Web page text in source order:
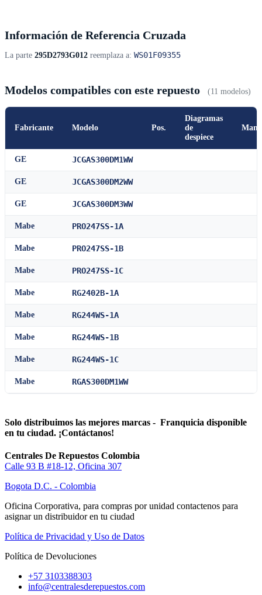
Información de Referencia Cruzada
La parte 295D2793G012 reemplaza a: WS01F09355
Modelos compatibles con este repuesto (11 modelos)
Fabricante Modelo Pos.
Diagramas
de
despiece
GE JCGAS300DM1WW
GE JCGAS300DM2WW
GE JCGAS300DM3WW
Mabe PRO247SS-1A
Mabe PRO247SS-1B
Mabe PRO247SS-1C
Mabe RG2402B-1A
Mabe RG244WS-1A
Mabe RG244WS-1B
Mabe RG244WS-1C
Mabe RGAS300DM1WW
Solo distribuimos las mejores marcas - Franquicia disponible
en tu ciudad. ¡Contáctanos!
Centrales De Repuestos Colombia
Calle 93 B #18-12, Oficina 307
Bogota D.C. - Colombia
Oficina Corporativa, para compras por unidad contactenos para
asignar un distribuidor en tu ciudad
Política de Privacidad y Uso de Datos
Política de Devoluciones
+57 3103388303
info@centralesderepuestos.com